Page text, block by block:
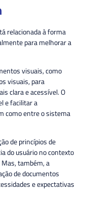
relacionada à forma
para melhorar a
visuais, como
visuais, para
clara e acessível. O
e facilitar a
como entre o sistema
de princípios de
do usuário no contexto
Mas,também, a
de documentos
e expectativas